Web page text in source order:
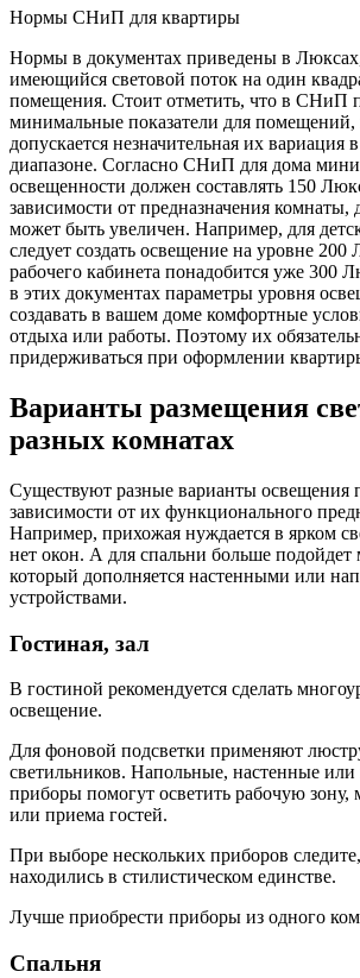
Нормы СНиП для квартиры
Нормы в документах приведены в
имеющийся световой поток на один
помещения. Стоит отметить, что в СНиП
минимальные показатели для помещений,
допускается незначительная их вариация
диапазоне. Согласно СНиП для дома
освещенности должен составлять 150
зависимости от предназначения комнаты,
может быть увеличен. Например, для
следует создать освещение на уровне 200
рабочего кабинета понадобится уже 300
в этих документах параметры уровня
создавать в вашем доме комфортные
отдыха или работы. Поэтому их
придерживаться при оформлении
Варианты размещения
разных комнатах
Существуют разные варианты освещения
зависимости от их функционального
Например, прихожая нуждается в ярком
нет окон. А для спальни больше подойдет
который дополняется настенными или
устройствами.
Гостиная, зал
В гостиной рекомендуется сделать
освещение.
Для фоновой подсветки применяют
светильников. Напольные, настенные или
приборы помогут осветить рабочую зону,
или приема гостей.
При выборе нескольких приборов
находились в стилистическом единстве.
Лучше приобрести приборы из одного
Спальня